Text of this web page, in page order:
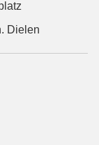
Dielen